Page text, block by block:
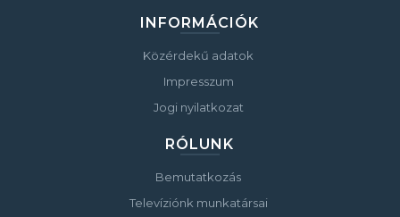
INFORMÁCIÓK
Közérdekű adatok
Impresszum
Jogi nyilatkozat
RÓLUNK
Bemutatkozás
Televíziónk munkatársai